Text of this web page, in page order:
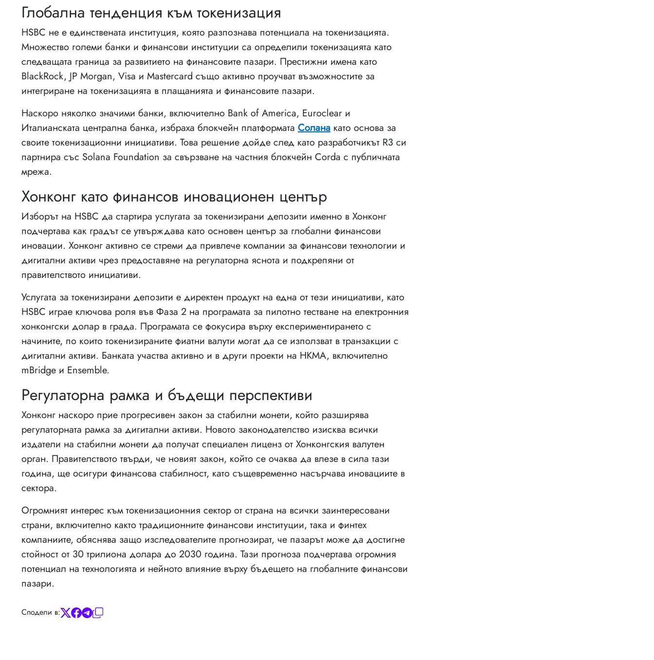
Глобална тенденция към токенизация
HSBC не е единствената институция, която разпознава потенциала на токенизацията.
Множество големи банки и финансови институции са определили токенизацията като
следващата граница за развитието на финансовите пазари. Престижни имена като
BlackRock, JP Morgan, Visa и Mastercard също активно проучват възможностите за
интегриране на токенизацията в плащанията и финансовите пазари.
Наскоро няколко значими банки, включително Bank of America, Euroclear и
Италианската централна банка, избраха блокчейн платформата Солана като основа за
своите токенизационни инициативи. Това решение дойде след като разработчикът R3 си
партнира със Solana Foundation за свързване на частния блокчейн Corda с публичната
мрежа.
Хонконг като финансов иновационен център
Изборът на HSBC да стартира услугата за токенизирани депозити именно в Хонконг
подчертава как градът се утвърждава като основен център за глобални финансови
иновации. Хонконг активно се стреми да привлече компании за финансови технологии и
дигитални активи чрез предоставяне на регулаторна яснота и подкрепяни от
правителството инициативи.
Услугата за токенизирани депозити е директен продукт на една от тези инициативи, като
HSBC играе ключова роля във Фаза 2 на програмата за пилотно тестване на електронния
хонконгски долар в града. Програмата се фокусира върху експериментирането с
начините, по които токенизираните фиатни валути могат да се използват в транзакции с
дигитални активи. Банката участва активно и в други проекти на HKMA, включително
mBridge и Ensemble.
Регулаторна рамка и бъдещи перспективи
Хонконг наскоро прие прогресивен закон за стабилни монети, който разширява
регулаторната рамка за дигитални активи. Новото законодателство изисква всички
издатели на стабилни монети да получат специален лиценз от Хонконгския валутен
орган. Правителството твърди, че новият закон, който се очаква да влезе в сила тази
година, ще осигури финансова стабилност, като същевременно насърчава иновациите в
сектора.
Огромният интерес към токенизационния сектор от страна на всички заинтересовани
страни, включително както традиционните финансови институции, така и финтех
компаниите, обяснява защо изследователите прогнозират, че пазарът може да достигне
стойност от 30 трилиона долара до 2030 година. Тази прогноза подчертава огромния
потенциал на технологията и нейното влияние върху бъдещето на глобалните финансови
пазари.
Сподели в: